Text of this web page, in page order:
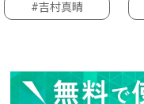
#吉村真晴